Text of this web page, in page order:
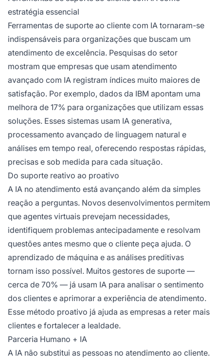
estratégia essencial
Ferramentas de suporte ao cliente com IA tornaram-se
indispensáveis para organizações que buscam um
atendimento de excelência. Pesquisas do setor
mostram que empresas que usam atendimento
avançado com IA registram índices muito maiores de
satisfação. Por exemplo, dados da IBM apontam uma
melhora de 17% para organizações que utilizam essas
soluções. Esses sistemas usam IA generativa,
processamento avançado de linguagem natural e
análises em tempo real, oferecendo respostas rápidas,
precisas e sob medida para cada situação.
Do suporte reativo ao proativo
A IA no atendimento está avançando além da simples
reação a perguntas. Novos desenvolvimentos permitem
que agentes virtuais prevejam necessidades,
identifiquem problemas antecipadamente e resolvam
questões antes mesmo que o cliente peça ajuda. O
aprendizado de máquina e as análises preditivas
tornam isso possível. Muitos gestores de suporte —
cerca de 70% — já usam IA para analisar o sentimento
dos clientes e aprimorar a experiência de atendimento.
Esse método proativo já ajuda as empresas a reter mais
clientes e fortalecer a lealdade.
Parceria Humano + IA
A IA não substitui as pessoas no atendimento ao cliente.